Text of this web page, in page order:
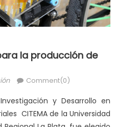
la producción de
Comment(0)
y Desarrollo en
CITEMA de la Universidad